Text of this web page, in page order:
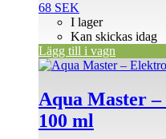
68 SEK
I lager
Kan skickas idag
Lägg till i vagn
Aqua Master
100 ml